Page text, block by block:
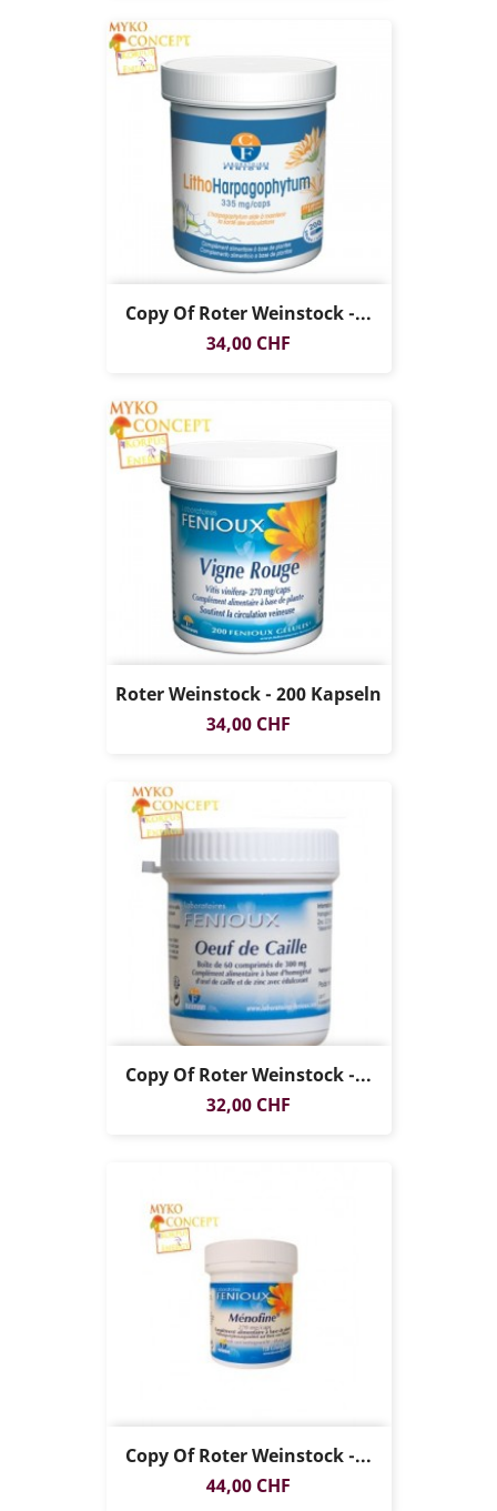
Copy Of Roter Weinstock -...
Preis
34,00 CHF
Roter Weinstock - 200 Kapseln
Preis
34,00 CHF
Copy Of Roter Weinstock -...
Preis
32,00 CHF
Copy Of Roter Weinstock -...
Preis
44,00 CHF